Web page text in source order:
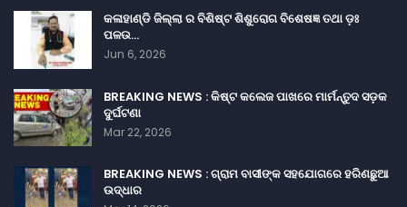
କଳାହାଣ୍ଡି ଜିଲ୍ଲା ର ବିଶିଷ୍ଟ ଶିଶୁରୋଗ ବିଶେଷଜ୍ଞ ତଥା ଡ଼ଃ
ପଳଉ…
Jun 6, 2026
BREAKING NEWS : କିଷ୍ଟ କଲେଜ ପାଖରେ ମାର୍ମନ୍ତୁଦ ସଡ଼କ
ଦୁର୍ଘଟଣା
Mar 22, 2026
BREAKING NEWS : ଗ୍ରାମ ବାସୀଙ୍କ ସହଯୋଗରେ ହରିଣଛୁଆ
ଉଦ୍ଧାର